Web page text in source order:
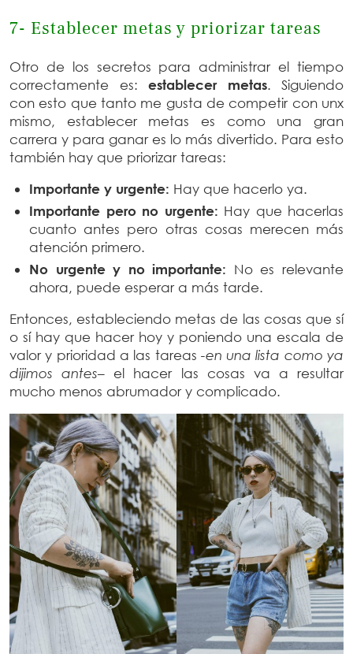
7- Establecer metas y priorizar tareas
Otro de los secretos para administrar el tiempo
correctamente es: establecer metas. Siguiendo
con esto que tanto me gusta de competir con unx
mismo, establecer metas es como una gran
carrera y para ganar es lo más divertido. Para esto
también hay que priorizar tareas:
Importante y urgente: Hay que hacerlo ya.
Importante pero no urgente: Hay que hacerlas
cuanto antes pero otras cosas merecen más
atención primero.
No urgente y no importante: No es relevante
ahora, puede esperar a más tarde.
Entonces, estableciendo metas de las cosas que sí
o sí hay que hacer hoy y poniendo una escala de
valor y prioridad a las tareas -en una lista como ya
dijimos antes– el hacer las cosas va a resultar
mucho menos abrumador y complicado.